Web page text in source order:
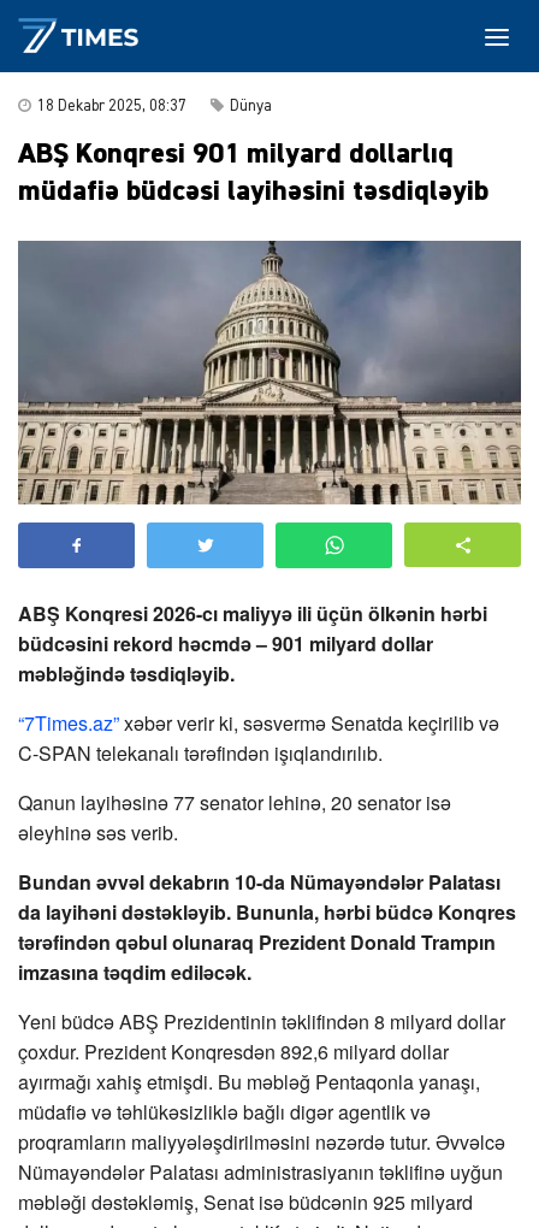
18 Dekabr 2025, 08:37 Dünya
ABŞ Konqresi 901 milyard dollarlıq
müdafiə büdcəsi layihəsini təsdiqləyib
ABŞ Konqresi 2026-cı maliyyə ili üçün ölkənin hərbi
büdcəsini rekord həcmdə – 901 milyard dollar
məbləğində təsdiqləyib.
“7Times.az”xəbər verir ki, səsvermə Senatda keçirilib və
C-SPAN telekanalı tərəfindən işıqlandırılıb.
Qanun layihəsinə 77 senator lehinə, 20 senator isə
əleyhinə səs verib.
Bundan əvvəl dekabrın 10-da Nümayəndələr Palatası
da layihəni dəstəkləyib. Bununla, hərbi büdcə Konqres
tərəfindən qəbul olunaraq Prezident Donald Trampın
imzasına təqdim ediləcək.
Yeni büdcə ABŞ Prezidentinin təklifindən 8 milyard dollar
çoxdur. Prezident Konqresdən 892,6 milyard dollar
ayırmağı xahiş etmişdi. Bu məbləğ Pentaqonla yanaşı,
müdafiə və təhlükəsizliklə bağlı digər agentlik və
proqramların maliyyələşdirilməsini nəzərdə tutur. Əvvəlcə
Nümayəndələr Palatası administrasiyanın təklifinə uyğun
məbləği dəstəkləmiş, Senat isə büdcənin 925 milyard